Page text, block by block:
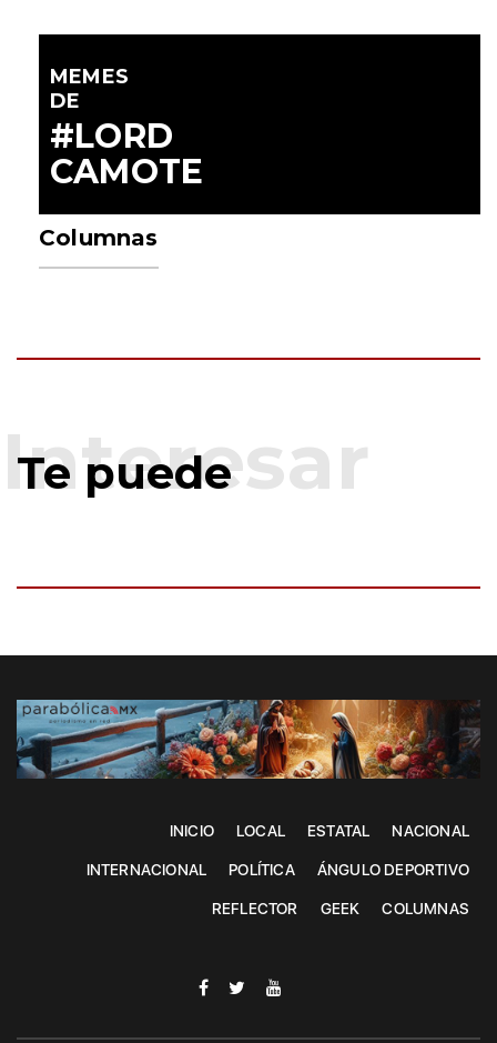
MEMES
DE
#LORD
CAMOTE
Columnas
Te puede
INICIO LOCAL ESTATAL NACIONAL
INTERNACIONAL POLÍTICA ÁNGULO DEPORTIVO
REFLECTOR GEEK COLUMNAS